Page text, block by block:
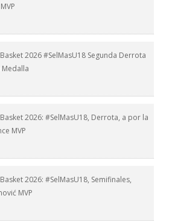
2026 #SelMasU18 Segunda Derrota
Medalla
2026: #SelMasU18, Derrota, a por la
MVP
2026: #SelMasU18, Semifinales,
MVP